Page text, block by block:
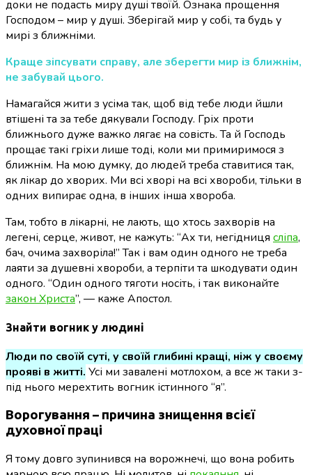
доки не подасть миру душі твоїй. Ознака прощення
Господом – мир у душі. Зберігай мир у собі, та будь у
мирі з ближніми.
Краще зіпсувати справу, але зберегти мир із ближнім,
не забувай цього.
Намагайся жити з усіма так, щоб від тебе люди йшли
втішені та за тебе дякували Господу. Гріх проти
ближнього дуже важко лягає на совість. Та й Господь
прощає такі гріхи лише тоді, коли ми примиримося з
ближнім. На мою думку, до людей треба ставитися так,
як лікар до хворих. Ми всі хворі на всі хвороби, тільки в
одних випирає одна, в інших інша хвороба.
Там, тобто в лікарні, не лають, що хтось захворів на
легені, серце, живот, не кажуть: “Ах ти, негідниця сліпа,
бач, очима захворіла!” Так і вам один одного не треба
лаяти за душевні хвороби, а терпіти та шкодувати один
одного. “Один одного тяготи носіть, і так виконайте
закон Христа”, — каже Апостол.
Знайти вогник у людині
Люди по своїй суті, у своїй глибині кращі, ніж у своєму
прояві в житті. Усі ми завалені мотлохом, а все ж таки з-
під нього мерехтить вогник істинного “я”.
Ворогування – причина знищення всієї
духовної праці
Я тому довго зупинився на ворожнечі, що вона робить